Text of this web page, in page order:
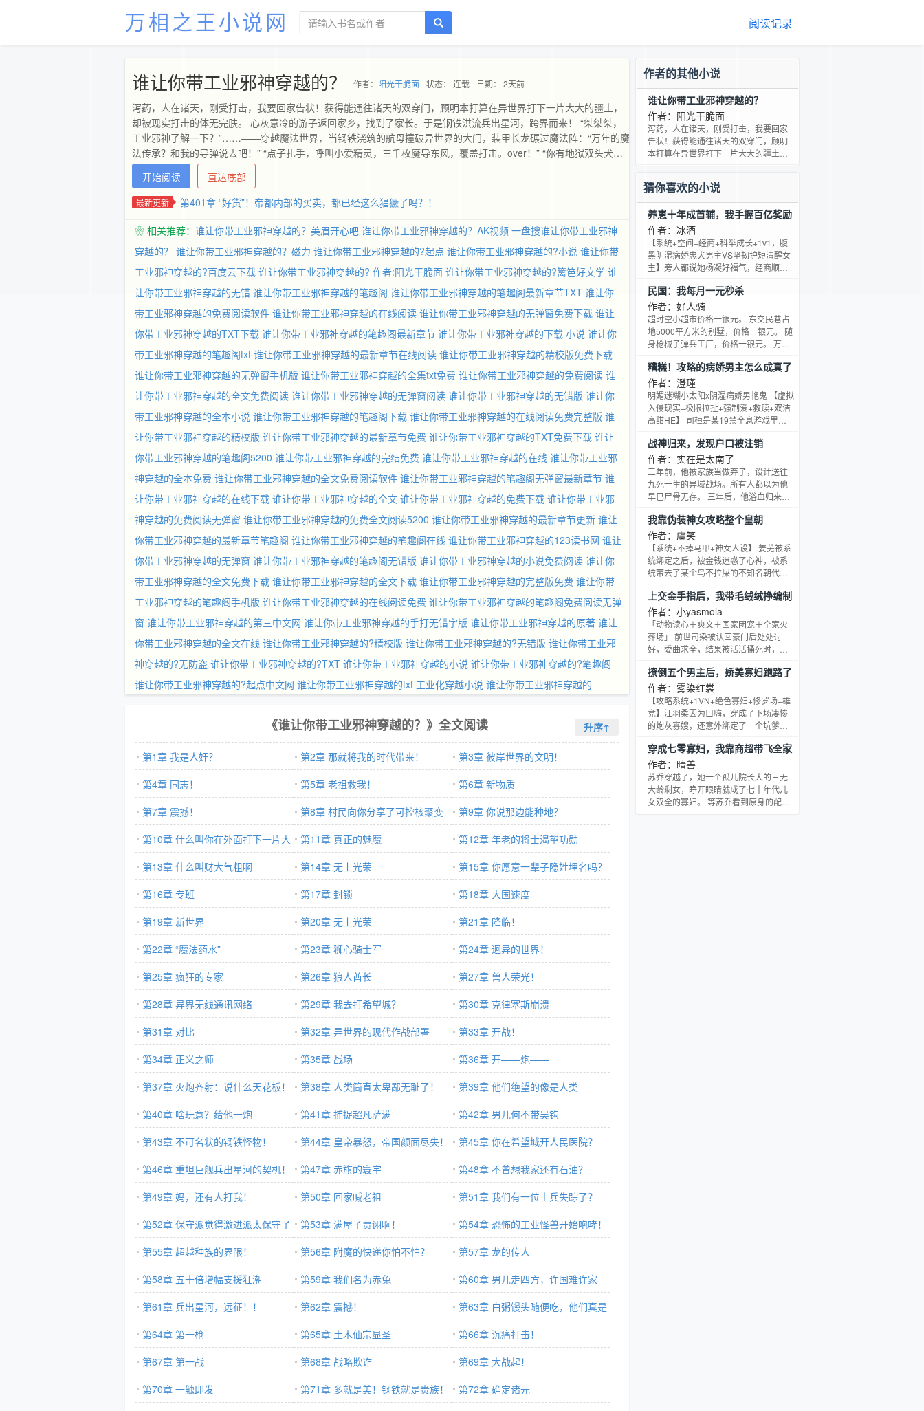
万相之王小说网 阅读记录
谁让你带工业邪神穿越的？ 作者： 阳光干脆面 状态： 连载 日期： 2天前
泻药，人在诸天，刚受打击，我要回家告状！获得能通往诸天的双穿门，顾明本打算在异世界打下一片大大的疆土，
却被现实打击的体无完肤。 心灰意冷的游子返回家乡，找到了家长。于是钢铁洪流兵出星河，跨界而来！ “桀桀桀，
工业邪神了解一下？”……——穿越魔法世界，当钢铁浇筑的航母撞破异世界的大门，装甲长龙碾过魔法阵：“万年的魔
法传承？和我的导弹说去吧！” “点子扎手，呼叫小爱精灵，三千枚魔导东风，覆盖打击。over！” “你有地狱双头犬？
正好，我家有喷火机器狗。”——穿越仙侠世界：“弹道也是道，枪法也是法！” “什么法术？大坦克召唤术！” “我是舰
修，前辈，时代变了——轰！”——穿越历史世界：“原来是大唐世界，这把稳了。” “等等，怎么有个毛脸雷公嘴的猴
子？” “这他妈是哪个大唐？？？”……这个时代没有诸神，只有划破长空的巨舰！ 坦克炮管即是外交权杖！爆炸轰鸣就
开始阅读 直达底部
最新更新 第401章 “好货”！帝都内部的买卖，都已经这么猖獗了吗？！
❀ 相关推荐： 谁让你带工业邪神穿越的？美眉开心吧 谁让你带工业邪神穿越的？AK视频 一盘搜谁让你带工业邪神
穿越的？ 谁让你带工业邪神穿越的？磁力 谁让你带工业邪神穿越的?起点 谁让你带工业邪神穿越的?小说 谁让你带
工业邪神穿越的?百度云下载 谁让你带工业邪神穿越的? 作者:阳光干脆面 谁让你带工业邪神穿越的?篱笆好文学 谁
让你带工业邪神穿越的无错 谁让你带工业邪神穿越的笔趣阁 谁让你带工业邪神穿越的笔趣阁最新章节TXT 谁让你
带工业邪神穿越的免费阅读软件 谁让你带工业邪神穿越的在线阅读 谁让你带工业邪神穿越的无弹窗免费下载 谁让
你带工业邪神穿越的TXT下载 谁让你带工业邪神穿越的笔趣阁最新章节 谁让你带工业邪神穿越的下载 小说 谁让你
带工业邪神穿越的笔趣阁txt 谁让你带工业邪神穿越的最新章节在线阅读 谁让你带工业邪神穿越的精校版免费下载
谁让你带工业邪神穿越的无弹窗手机版 谁让你带工业邪神穿越的全集txt免费 谁让你带工业邪神穿越的免费阅读 谁
让你带工业邪神穿越的全文免费阅读 谁让你带工业邪神穿越的无弹窗阅读 谁让你带工业邪神穿越的无错版 谁让你
带工业邪神穿越的全本小说 谁让你带工业邪神穿越的笔趣阁下载 谁让你带工业邪神穿越的在线阅读免费完整版 谁
让你带工业邪神穿越的精校版 谁让你带工业邪神穿越的最新章节免费 谁让你带工业邪神穿越的TXT免费下载 谁让
你带工业邪神穿越的笔趣阁5200 谁让你带工业邪神穿越的完结免费 谁让你带工业邪神穿越的在线 谁让你带工业邪
神穿越的全本免费 谁让你带工业邪神穿越的全文免费阅读软件 谁让你带工业邪神穿越的笔趣阁无弹窗最新章节 谁
让你带工业邪神穿越的在线下载 谁让你带工业邪神穿越的全文 谁让你带工业邪神穿越的免费下载 谁让你带工业邪
神穿越的免费阅读无弹窗 谁让你带工业邪神穿越的免费全文阅读5200 谁让你带工业邪神穿越的最新章节更新 谁让
你带工业邪神穿越的最新章节笔趣阁 谁让你带工业邪神穿越的笔趣阁在线 谁让你带工业邪神穿越的123读书网 谁让
你带工业邪神穿越的无弹窗 谁让你带工业邪神穿越的笔趣阁无错版 谁让你带工业邪神穿越的小说免费阅读 谁让你
带工业邪神穿越的全文免费下载 谁让你带工业邪神穿越的全文下载 谁让你带工业邪神穿越的完整版免费 谁让你带
工业邪神穿越的笔趣阁手机版 谁让你带工业邪神穿越的在线阅读免费 谁让你带工业邪神穿越的笔趣阁免费阅读无弹
窗 谁让你带工业邪神穿越的第三中文网 谁让你带工业邪神穿越的手打无错字版 谁让你带工业邪神穿越的原著 谁让
你带工业邪神穿越的全文在线 谁让你带工业邪神穿越的?精校版 谁让你带工业邪神穿越的?无错版 谁让你带工业邪
神穿越的?无防盗 谁让你带工业邪神穿越的?TXT 谁让你带工业邪神穿越的小说 谁让你带工业邪神穿越的?笔趣阁
谁让你带工业邪神穿越的?起点中文网 谁让你带工业邪神穿越的txt 工业化穿越小说 谁让你带工业邪神穿越的
《谁让你带工业邪神穿越的？》全文阅读 升序↑
第1章 我是人奸？ 第2章 那就将我的时代带来！
第3章 彼岸世界的文明！
第4章 同志！
第5章 老祖救我！
第6章 新物质
第7章 震撼！
第8章 村民向你分享了可控核聚变
第9章 你说那边能种地？
第10章 什么叫你在外面打下一片大
大的疆土？
第11章 真正的魅魔
第12章 年老的将士渴望功勋
第13章 什么叫财大气粗啊
第14章 无上光荣
第15章 你愿意一辈子隐姓埋名吗？
第16章 专班
第17章 封锁
第18章 大国速度
第19章 新世界
第20章 无上光荣
第21章 降临！
第22章 “魔法药水”
第23章 狮心骑士军
第24章 迥异的世界！
第25章 疯狂的专家
第26章 狼人酋长
第27章 兽人荣光！
第28章 异界无线通讯网络
第29章 我去打希望城？
第30章 克律塞斯崩溃
第31章 对比
第32章 异世界的现代作战部署
第33章 开战！
第34章 正义之师
第35章 战场
第36章 开——炮——
第37章 火炮齐射：说什么天花板！
我比烟花闪！
第38章 人类简直太卑鄙无耻了！
第39章 他们绝望的像是人类
第40章 啥玩意？给他一炮
第41章 捕捉超凡萨满
第42章 男儿何不带吴钩
第43章 不可名状的钢铁怪物！
第44章 皇帝暴怒，帝国颜面尽失！
第45章 你在希望城开人民医院？
第46章 重坦巨舰兵出星河的契机！
第47章 赤旗的寰宇
第48章 不曾想我家还有石油？
第49章 妈，还有人打我！
第50章 回家喊老祖
第51章 我们有一位士兵失踪了？
第52章 保守派觉得激进派太保守了
第53章 满屋子贾诩啊！
第54章 恐怖的工业怪兽开始咆哮！
第55章 超越种族的界限！
第56章 附魔的快递你怕不怕？
第57章 龙的传人
第58章 五十倍增幅支援狂潮
第59章 我们名为赤兔
第60章 男儿走四方，许国难许家
第61章 兵出星河，远征！！
第62章 震撼！
第63章 白粥馒头随便吃，他们真是
叛军？
第64章 第一枪 第65章 土木仙宗显圣
第66章 沉痛打击！
第67章 第一战
第68章 战略欺诈
第69章 大战起！
第70章 一触即发
第71章 多就是美！钢铁就是贵族！
第72章 确定诸元
作者的其他小说
谁让你带工业邪神穿越的？
作者：阳光干脆面
泻药，人在诸天，刚受打击，我要回家
告状！获得能通往诸天的双穿门，顾明
本打算在异世界打下一片大大的疆土，
洪流兵出星河，跨界而来！ “桀桀桀，工
业邪神了解一下？”……——穿越魔法世
界，当钢铁浇筑的航母撞破异世界的大
门，装甲长龙碾过魔法阵：“万年的魔法
传承？和我的导弹说去吧！” “点子扎
手，呼叫小爱精灵，三千枚魔导东风，
覆盖打击。ov
猜你喜欢的小说
养崽十年成首辅，我手握百亿奖励
作者：冰酒
【系统+空间+经商+科举成长+1v1，腹
黑阴湿病娇忠犬男主VS坚韧护短清醒女
主】旁人都说她杨凝好福气，经商顺风
十八岁状元及第，不仅年纪轻轻成为新
帝红人，还在二十二岁那年重振江南士
族叶氏门楣成为叶国公。 就此还成为了
叶国公的心上人，简直是天生好命。-杨
凝刚开始只想在异世好好的活着，没想
她呕心沥血费心养育，终于把小乞丐拉
扯成了新科状
民国：我每月一元秒杀
作者：好人骑
超时空小超市价格一银元。 东交民巷占
地5000平方米的别墅，价格一银元。 随
身枪械子弹兵工厂，价格一银元。 万吨
型火电站，价格一银元。 长宽高各100
米，总容积达到100万立方米的随身空间
价格一银元。 百倍时间流速全自动随身
农场，价格一银元。 还有这是什么？ 金
刚不坏之肾，不死法医的无限复活，可
一箱，哈利波特的隐形披风，可以
糟糕！攻略的病娇男主怎么成真了
作者：澄瑾
明媚迷糊小太阳x阴湿病娇男艳鬼 【虚拟
入侵现实+极限拉扯+强制爱+救赎+双洁
高甜HE】 司桓是某19禁全息游戏里的
偏测试阶段，测试员总会失败，然后游
戏崩塌。 这次，来了个新测试员。 这个
女孩，除了关心他，还会讲些奇奇怪怪
的话。 【长成这样怎么还不谈恋爱，该
不是在等我吧？ 】 【宝宝做吗不好意思
调戏他，一边摸鱼折磨他。 他假装配
战神归来，发现户口被注销
作者：实在是太南了
三年前，他被家族当做弃子，设计送往
九死一生的异域战场。所有人都以为他
早已尸骨无存。 三年后，他浴血归来，
神。 本想给家人一个惊喜，他满怀期待
地回到家乡，却震惊地发现，自己的户
口早已被注销，身份信息在官方系统里
显示为 “阵亡”！ 而他的父母，正拿着骗
取来的百万 “烈士”抚恤金，住着千万别
弟弟的怀抱，准备举办一场盛大的订婚
宴。 面对家
我靠伪装神女攻略整个皇朝
作者：虞笑
【系统+不掉马甲+神女人设】 姜芜被系
统绑定之后，被金钱迷惑了心神，被系
统带去了某个鸟不拉屎的不知名朝代完
姓，而她的攻略对象，皇帝，皇后，太
子，公主，将军，侯爷，世子……，很
好，她的攻略对象包括了父子，夫妻，
兄妹，系统，你确定我不会被五马分尸
吗？ “宿主，相信自己，你，就是天选红
应该是刀山火海的要命剧本。 不过，姜
芜扒拉了一下
上交金手指后，我带毛绒绒挣编制
作者：小yasmola
「动物读心＋爽文＋国家团宠＋全家火
葬场」 前世司染被认回豪门后处处讨
好，委曲求全，结果被活活捅死时，亲
归来，司染断血亲，手撕绿茶假千金！
意外获得一座奇妙动物园，觉醒兽语能
力，转身把自己上交国家，一举成国家
团宠。 后来网友们发现，动物园里焦虑
症的鹦鹉，抑郁的大熊猫，瘸腿的狮王
动物排队进城求摸摸！ 茫茫雪山脚下，
她率领雪狼群与盗猎
撩倒五个男主后，娇美寡妇跑路了
作者：雾染红裳
【攻略系统+1VN+绝色寡妇+修罗场+雄
竞】江羽柔因为口嗨，穿成了下场凄惨
的炮灰寡嫂，还意外绑定了一个坑爹的
离系统，在这个世界寿终正寝。若是攻
略失败，就要被系统回收！ 为了苟住小
命，拼了！禁欲小子原来占有欲超强，
只想把人圈在眼皮底下。 “我想过了，活
人比死人重要，我想哥也是这样想的。”
穿成七零寡妇，我靠商超带飞全家
作者：晴善
苏乔穿越了，她一个孤儿院长大的三无
大龄剩女，睁开眼睛就成了七十年代儿
女双全的寡妇。 等苏乔看到原身的配